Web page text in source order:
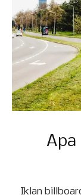
Apa
Iklan